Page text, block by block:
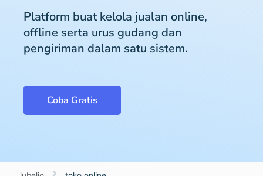
Platform buat kelola jualan online,
offline serta urus gudang dan
pengiriman dalam satu sistem.
Coba Gratis